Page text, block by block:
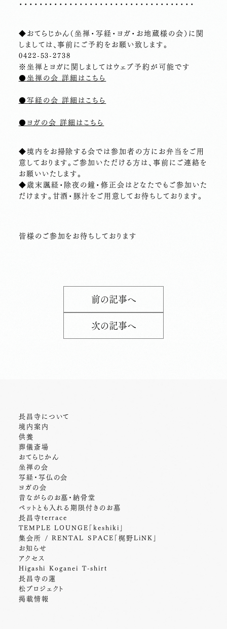
・・・・・・・・・・・・・・・・・・・・・・・・・・・・・・・・・・・
◆おてらじかん（坐禅・写経・ヨガ・お地蔵様の会）に関
しましては、事前にご予約をお願い致します。
0422-53-2738
※坐禅とヨガに関しましてはウェブ予約が可能です
●坐禅の会 詳細はこちら
●写経の会 詳細はこちら
●ヨガの会 詳細はこちら
◆境内をお掃除する会では参加者の方にお弁当をご用
意しております。ご参加いただける方は、事前にご連絡を
お願いいたします。
◆歳末諷経・除夜の鐘・修正会はどなたでもご参加いた
だけます。甘酒・豚汁をご用意してお待ちしております。
皆様のご参加をお待ちしております
前の記事へ
次の記事へ
長昌寺について
境内案内
供養
葬儀斎場
おてらじかん
坐禅の会
写経・写仏の会
ヨガの会
昔ながらのお墓・納骨堂
ペットとも入れる期限付きのお墓
長昌寺terrace
TEMPLE LOUNGE「keshiki」
集会所 / RENTAL SPACE「梶野LiNK」
お知らせ
アクセス
Higashi Koganei T-shirt
長昌寺の蓮
松プロジェクト
掲載情報